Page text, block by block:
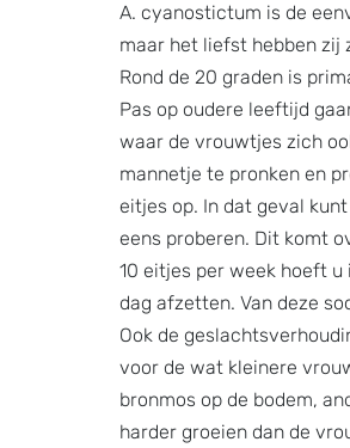
A. cyanostictum is de
maar het liefst hebben zij
Rond de 20 graden is
Pas op oudere leeftijd
waar de vrouwtjes zich
mannetje te pronken en
eitjes op. In dat geval
eens proberen. Dit komt
10 eitjes per week hoeft
dag afzetten. Van deze
Ook de
voor de wat kleinere
bronmos op de bodem,
harder groeien dan de